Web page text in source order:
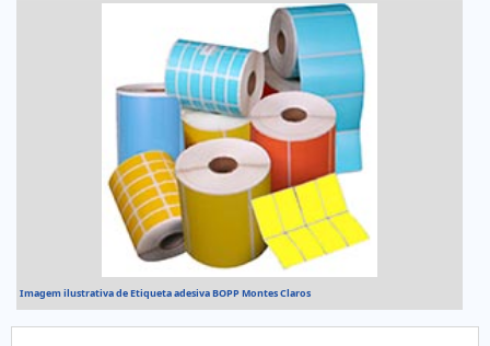
Imagem ilustrativa de Etiqueta adesiva BOPP Montes Claros